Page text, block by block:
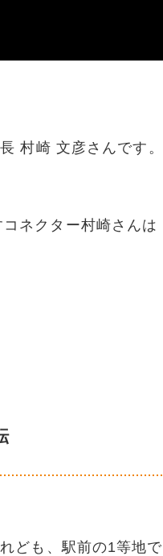
村崎 文彦さんです。
ネクター村崎さんは
ども、駅前の1等地で